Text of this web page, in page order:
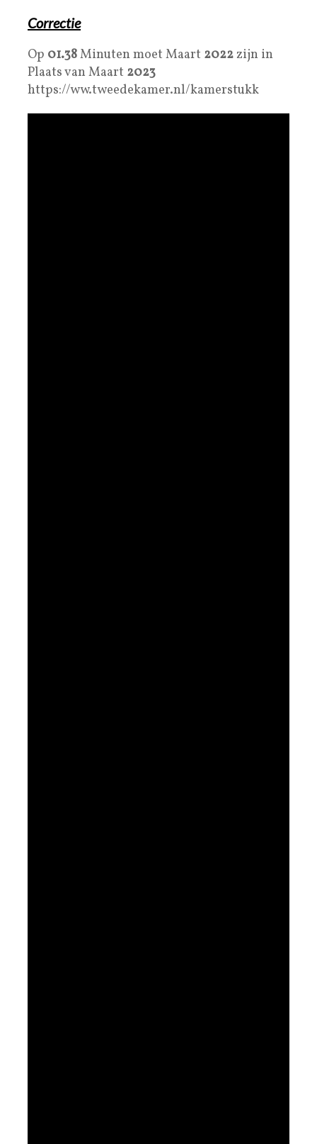
Correctie
Op 01.38Minuten moet Maart 2022zijn in
Plaats van Maart 2023
https://ww.tweedekamer.nl/kamerstukk